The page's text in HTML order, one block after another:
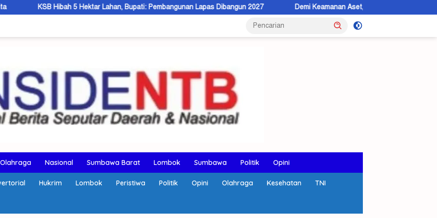
5 Hektar Lahan, Bupati: Pembangunan Lapas Dibangun 2027 Demi Keamanan Aset, BPN KSB Dorong Warga Beralih ke
Olahraga Nasional Sumbawa Barat Lombok Sumbawa Politik Opini
Hukrim Lombok Peristiwa Politik Opini Olahraga Kesehatan TNI